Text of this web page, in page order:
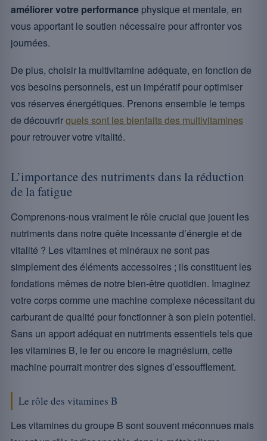
améliorer votre performance physique et mentale, en
vous apportant le soutien nécessaire pour affronter vos
journées.
De plus, choisir la multivitamine adéquate, en fonction de
vos besoins personnels, est un impératif pour optimiser
vos réserves énergétiques. Prenons ensemble le temps
de découvrirquels sont les bienfaits des multivitamines
pour retrouver votre vitalité.
L’importance des nutriments dans la réduction
de la fatigue
Comprenons-nous vraiment le rôle crucial que jouent les
nutriments dans notre quête incessante d’énergie et de
vitalité ? Les vitamines et minéraux ne sont pas
simplement des éléments accessoires ; ils constituent les
fondations mêmes de notre bien-être quotidien. Imaginez
votre corps comme une machine complexe nécessitant du
carburant de qualité pour fonctionner à son plein potentiel.
Sans un apport adéquat en nutriments essentiels tels que
les vitamines B, le fer ou encore le magnésium, cette
machine pourrait montrer des signes d’essoufflement.
Le rôle des vitamines B
Les vitamines du groupe B sont souvent méconnues mais